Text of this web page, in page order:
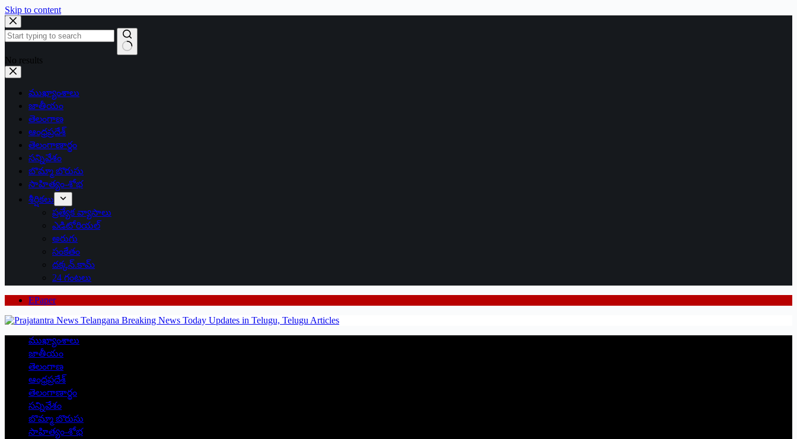
Skip to content
No results
ముఖ్యాంశాలు
జాతీయం
తెలంగాణ
ఆంధ్రప్రదేశ్
తెలంగాణార్థం
సన్నివేశం
బొమ్మా బొరుసు
సాహిత్యం-శోభ
శీర్షికలు
ప్రత్యేక వ్యాసాలు
ఎడిటోరియల్
అరుగు
సంకేతం
దక్కన్.కామ్
24 గంటలు
EPaper
ముఖ్యాంశాలు
జాతీయం
తెలంగాణ
ఆంధ్రప్రదేశ్
తెలంగాణార్థం
సన్నివేశం
బొమ్మా బొరుసు
సాహిత్యం-శోభ